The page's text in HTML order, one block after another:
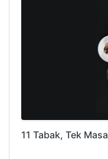
11 Tabak, Tek Masa